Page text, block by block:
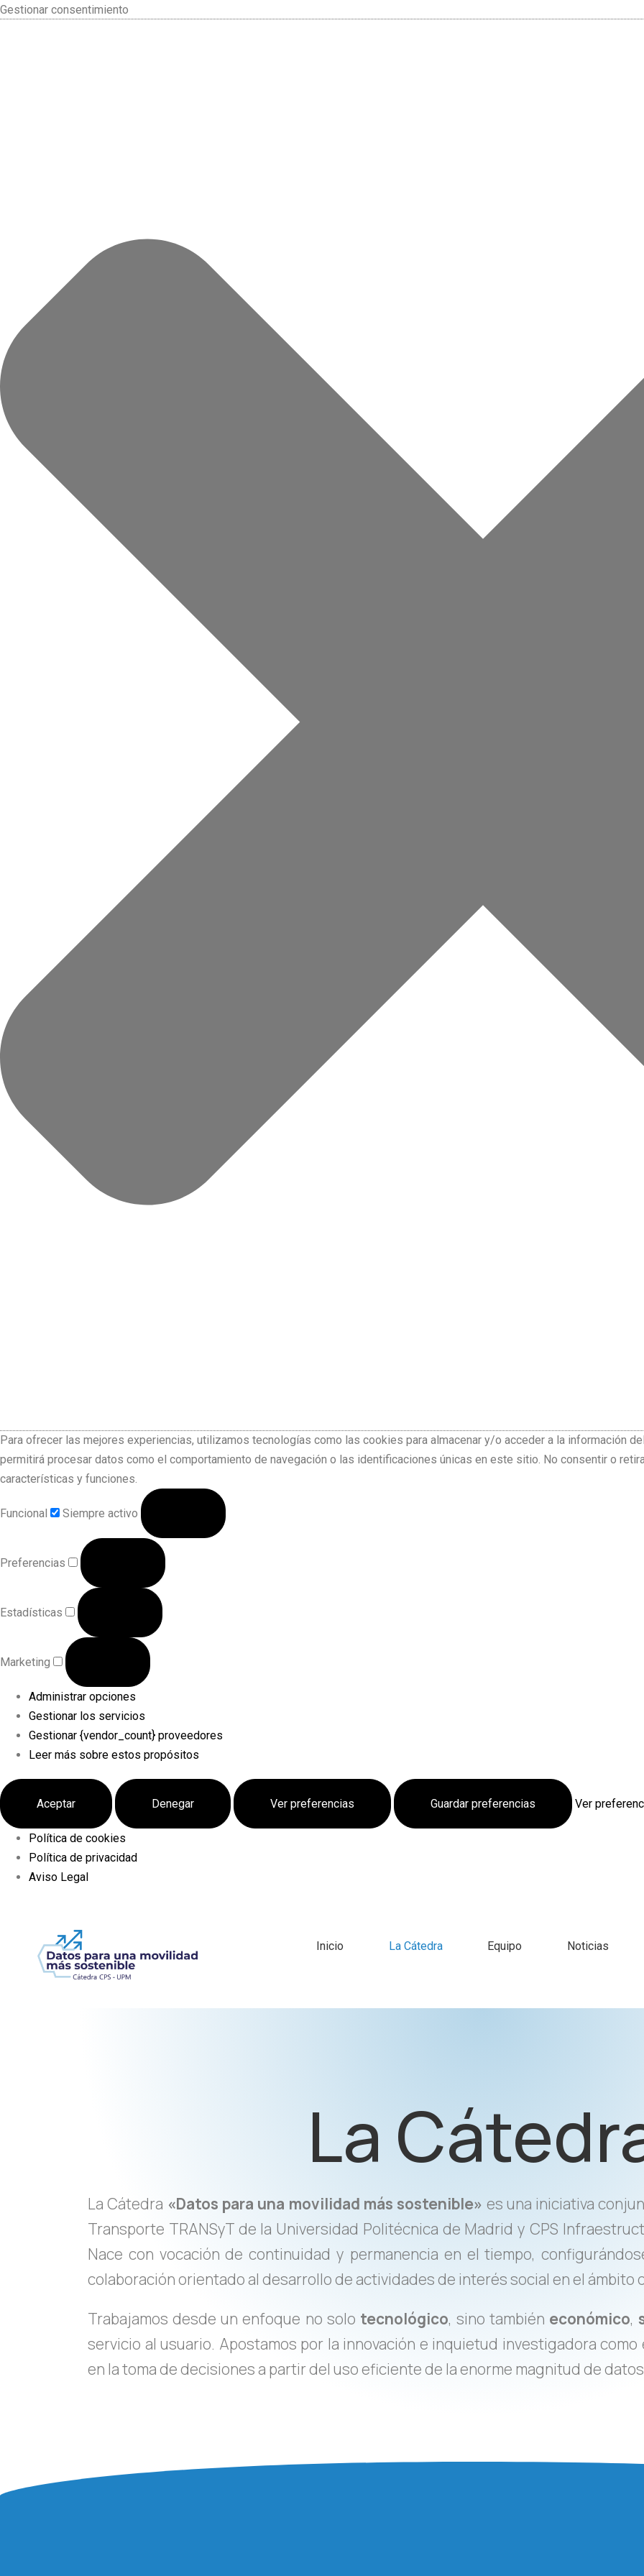
Gestionar consentimiento
Para ofrecer las mejores experiencias, utilizamos tecnologías como las cookies para almacenar y/o acceder a la información
permitirá procesar datos como el comportamiento de navegación o las identificaciones únicas en este sitio. No consentir o
características y funciones.
Funcional Siempre activo
Preferencias
Estadísticas
Marketing
Administrar opciones
Gestionar los servicios
Gestionar {vendor_count} proveedores
Leer más sobre estos propósitos
Aceptar Denegar Ver preferencias Guardar preferencias Ver
Política de cookies
Política de privacidad
Aviso Legal
Inicio La Cátedra Equipo Noticias
La
La Cátedra «Datos para una movilidad más sostenible» es una iniciativa
Transporte TRANSyT de la Universidad Politécnica de Madrid y CPS
Nace con vocación de continuidad y permanencia en el tiempo,
colaboración orientado al desarrollo de actividades de interés social en el ámbito
Trabajamos desde un enfoque no solo tecnológico, sino también económico,
servicio al usuario. Apostamos por la innovación e inquietud investigadora
en la toma de decisiones a partir del uso eficiente de la enorme magnitud de